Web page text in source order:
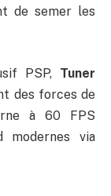
de semer les
PSP, Tuner
des forces de
à 60 FPS
via